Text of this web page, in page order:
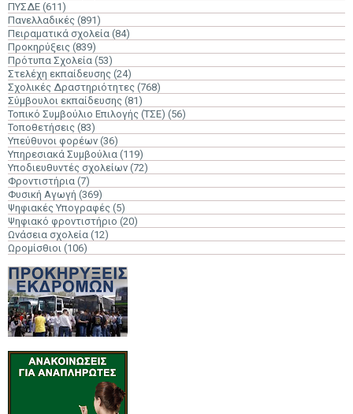
ΠΥΣΔΕ (611)
Πανελλαδικές (891)
Πειραματικά σχολεία (84)
Προκηρύξεις (839)
Πρότυπα Σχολεία (53)
Στελέχη εκπαίδευσης (24)
Σχολικές Δραστηριότητες (768)
Σύμβουλοι εκπαίδευσης (81)
Τοπικό Συμβούλιο Επιλογής (ΤΣΕ) (56)
Τοποθετήσεις (83)
Υπεύθυνοι φορέων (36)
Υπηρεσιακά Συμβούλια (119)
Υποδιευθυντές σχολείων (72)
Φροντιστήρια (7)
Φυσική Αγωγή (369)
Ψηφιακές Υπογραφές (5)
Ψηφιακό φροντιστήριο (20)
Ωνάσεια σχολεία (12)
Ωρομίσθιοι (106)